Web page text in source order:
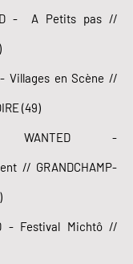
- A Petits pas //
Villages en Scène //
(49)
-
// GRANDCHAMP-
- Festival Michtô //